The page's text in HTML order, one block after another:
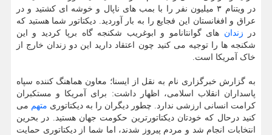
در ویتنام ۳ میلیون نفر را با بمب های ناپال و خوشه ای کشتید و در
عراق و افغانستان این فجایع را به بار آوردید. دیکتاتور شما هستید که
در زندان های گوانتانامو و ابوغریب شکنجه گاه برپا کردید و این
شکنجه ها را توجیه می کنید چون اعتقاد دارید این دو زندان خارج از
خاک آمریکا است.
به گزارش خبرگزاری نام به نقل از ایسنا؛ معاون هماهنگ کننده سپاه
پاسداران انقلاب اسلامی، اظهار داشت: برای آمریکا و مستکبران
کرامت انسانی ارزشی ندارد. چطور دیگران را به دیکتاتوری متهم می
کنید درحال که خودتان دیکتاتورترین حکومت جهان هستید. در بحرین
انتخابات انجام شد و مردم پیروز شدند، اما شما از دیکتاتوری حمایت